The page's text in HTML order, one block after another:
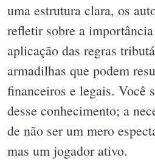
uma estrutura clara, os
refletir sobre a
aplicação das regras
armadilhas que podem
financeiros e legais. Você
desse conhecimento; a
de não ser um mero
mas um jogador ativo.